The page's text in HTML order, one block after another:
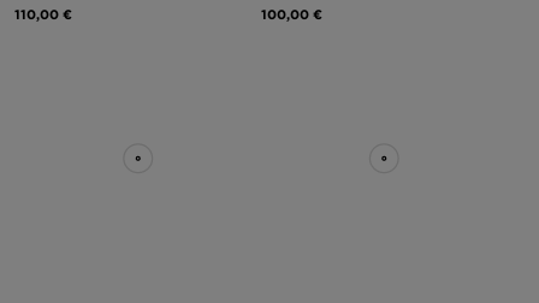
110,00 € 100,00 €